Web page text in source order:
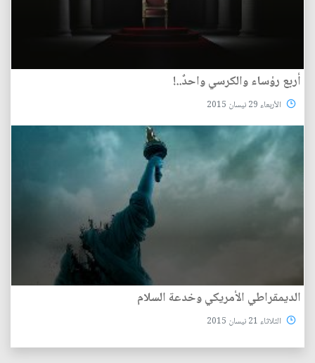
أربع رؤساء والكرسي واحدٌ..!
الأربعاء 29 نيسان 2015
الديمقراطي الأمريكي وخدعة السلام
الثلاثاء 21 نيسان 2015